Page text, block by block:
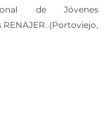
de Jóvenes
(Portoviejo,